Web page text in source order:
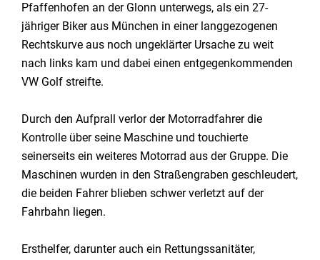
Pfaffenhofen an der Glonn unterwegs, als ein 27-
jähriger Biker aus München in einer langgezogenen
Rechtskurve aus noch ungeklärter Ursache zu weit
nach links kam und dabei einen entgegenkommenden
VW Golf streifte.
Durch den Aufprall verlor der Motorradfahrer die
Kontrolle über seine Maschine und touchierte
seinerseits ein weiteres Motorrad aus der Gruppe. Die
Maschinen wurden in den Straßengraben geschleudert,
die beiden Fahrer blieben schwer verletzt auf der
Fahrbahn liegen.
Ersthelfer, darunter auch ein Rettungssanitäter,